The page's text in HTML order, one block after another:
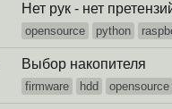
Нет рук - нет
opensource python
Выбор накопителя
firmware hdd opensource